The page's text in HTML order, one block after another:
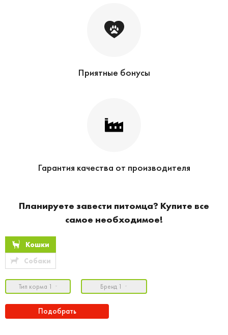
Приятные бонусы
Гарантия качества от производителя
Планируете завести питомца? Купите все
самое необходимое!
Кошки
Собаки
Тип корма 1 Бренд 1
Подобрать